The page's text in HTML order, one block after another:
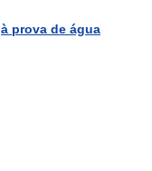
à prova de água